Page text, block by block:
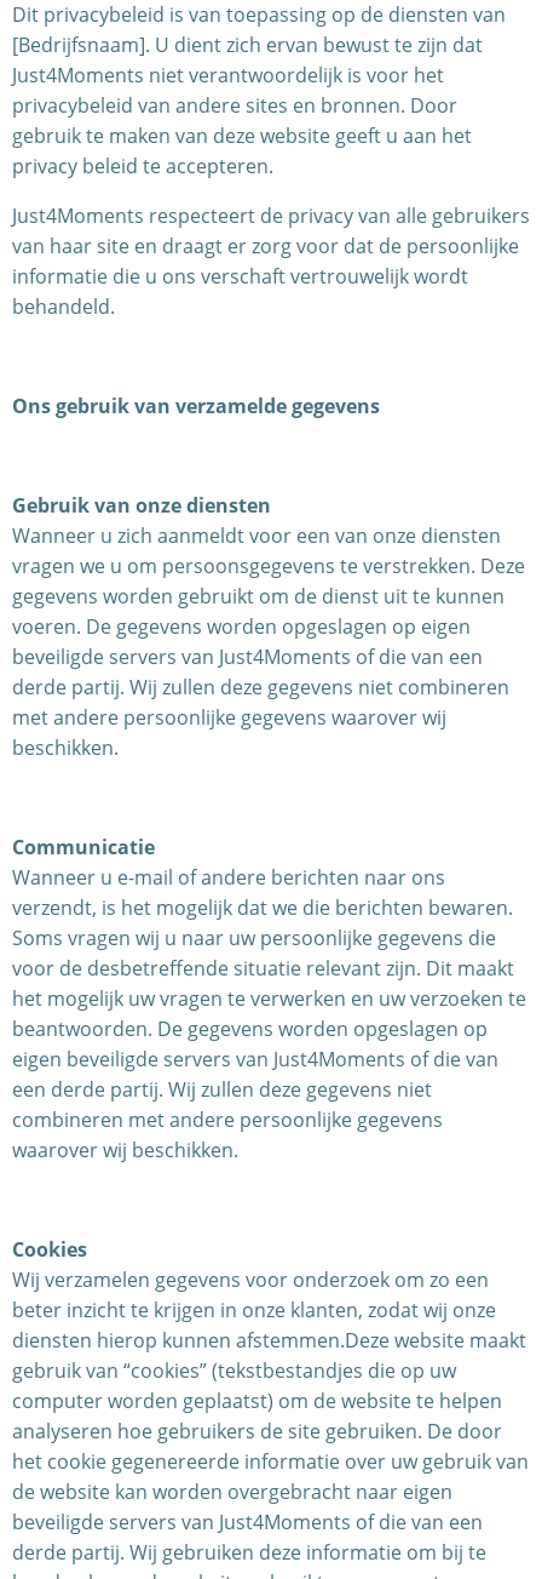
Dit privacybeleid is van toepassing op de diensten van
[Bedrijfsnaam]. U dient zich ervan bewust te zijn dat
Just4Moments niet verantwoordelijk is voor het
privacybeleid van andere sites en bronnen. Door
gebruik te maken van deze website geeft u aan het
privacy beleid te accepteren.
Just4Moments respecteert de privacy van alle gebruikers
van haar site en draagt er zorg voor dat de persoonlijke
informatie die u ons verschaft vertrouwelijk wordt
behandeld.
Ons gebruik van verzamelde gegevens
Gebruik van onze diensten
Wanneer u zich aanmeldt voor een van onze diensten
vragen we u om persoonsgegevens te verstrekken. Deze
gegevens worden gebruikt om de dienst uit te kunnen
voeren. De gegevens worden opgeslagen op eigen
beveiligde servers van Just4Moments of die van een
derde partij. Wij zullen deze gegevens niet combineren
met andere persoonlijke gegevens waarover wij
beschikken.
Communicatie
Wanneer u e-mail of andere berichten naar ons
verzendt, is het mogelijk dat we die berichten bewaren.
Soms vragen wij u naar uw persoonlijke gegevens die
voor de desbetreffende situatie relevant zijn. Dit maakt
het mogelijk uw vragen te verwerken en uw verzoeken te
beantwoorden. De gegevens worden opgeslagen op
eigen beveiligde servers van Just4Moments of die van
een derde partij. Wij zullen deze gegevens niet
combineren met andere persoonlijke gegevens
waarover wij beschikken.
Cookies
Wij verzamelen gegevens voor onderzoek om zo een
beter inzicht te krijgen in onze klanten, zodat wij onze
diensten hierop kunnen afstemmen.Deze website maakt
gebruik van “cookies” (tekstbestandjes die op uw
computer worden geplaatst) om de website te helpen
analyseren hoe gebruikers de site gebruiken. De door
het cookie gegenereerde informatie over uw gebruik van
de website kan worden overgebracht naar eigen
beveiligde servers van Just4Moments of die van een
derde partij. Wij gebruiken deze informatie om bij te